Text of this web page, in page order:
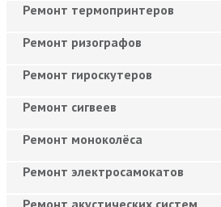
Ремонт термопринтеров
Ремонт ризографов
Ремонт гироскутеров
Ремонт сигвеев
Ремонт моноколёса
Ремонт электросамокатов
Ремонт акустических систем